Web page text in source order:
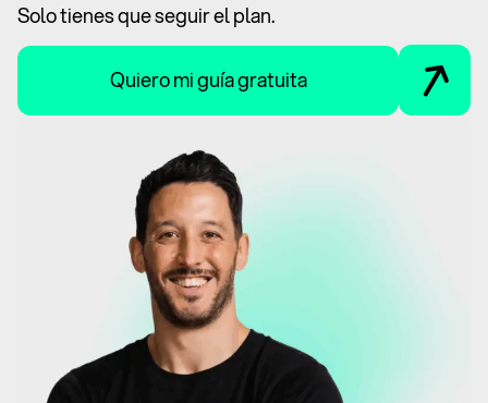
Solo tienes que seguir el plan.
Quiero mi guía gratuita